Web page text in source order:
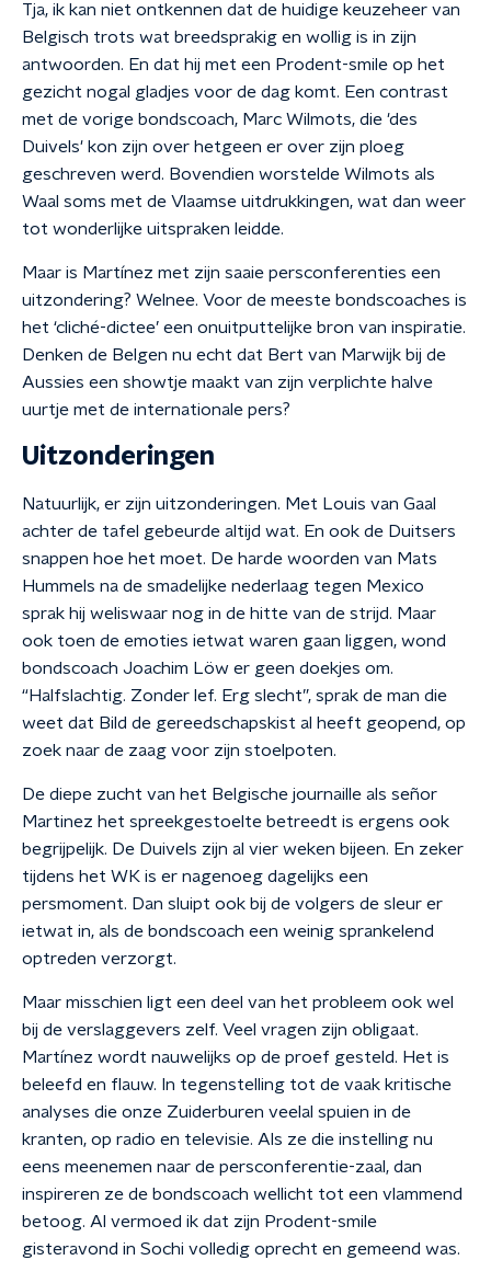
Tja, ik kan niet ontkennen dat de huidige keuzeheer van
Belgisch trots wat breedsprakig en wollig is in zijn
antwoorden. En dat hij met een Prodent-smile op het
gezicht nogal gladjes voor de dag komt. Een contrast
met de vorige bondscoach, Marc Wilmots, die 'des
Duivels' kon zijn over hetgeen er over zijn ploeg
geschreven werd. Bovendien worstelde Wilmots als
Waal soms met de Vlaamse uitdrukkingen, wat dan weer
tot wonderlijke uitspraken leidde.
Maar is Martínez met zijn saaie persconferenties een
uitzondering? Welnee. Voor de meeste bondscoaches is
het ‘cliché-dictee’ een onuitputtelijke bron van inspiratie.
Denken de Belgen nu echt dat Bert van Marwijk bij de
Aussies een showtje maakt van zijn verplichte halve
uurtje met de internationale pers?
Uitzonderingen
Natuurlijk, er zijn uitzonderingen. Met Louis van Gaal
achter de tafel gebeurde altijd wat. En ook de Duitsers
snappen hoe het moet. De harde woorden van Mats
Hummels na de smadelijke nederlaag tegen Mexico
sprak hij weliswaar nog in de hitte van de strijd. Maar
ook toen de emoties ietwat waren gaan liggen, wond
bondscoach Joachim Löw er geen doekjes om.
“Halfslachtig. Zonder lef. Erg slecht”, sprak de man die
weet dat Bild de gereedschapskist al heeft geopend, op
zoek naar de zaag voor zijn stoelpoten.
De diepe zucht van het Belgische journaille als señor
Martinez het spreekgestoelte betreedt is ergens ook
begrijpelijk. De Duivels zijn al vier weken bijeen. En zeker
tijdens het WK is er nagenoeg dagelijks een
persmoment. Dan sluipt ook bij de volgers de sleur er
ietwat in, als de bondscoach een weinig sprankelend
optreden verzorgt.
Maar misschien ligt een deel van het probleem ook wel
bij de verslaggevers zelf. Veel vragen zijn obligaat.
Martínez wordt nauwelijks op de proef gesteld. Het is
beleefd en flauw. In tegenstelling tot de vaak kritische
analyses die onze Zuiderburen veelal spuien in de
kranten, op radio en televisie. Als ze die instelling nu
eens meenemen naar de persconferentie-zaal, dan
inspireren ze de bondscoach wellicht tot een vlammend
betoog. Al vermoed ik dat zijn Prodent-smile
gisteravond in Sochi volledig oprecht en gemeend was.